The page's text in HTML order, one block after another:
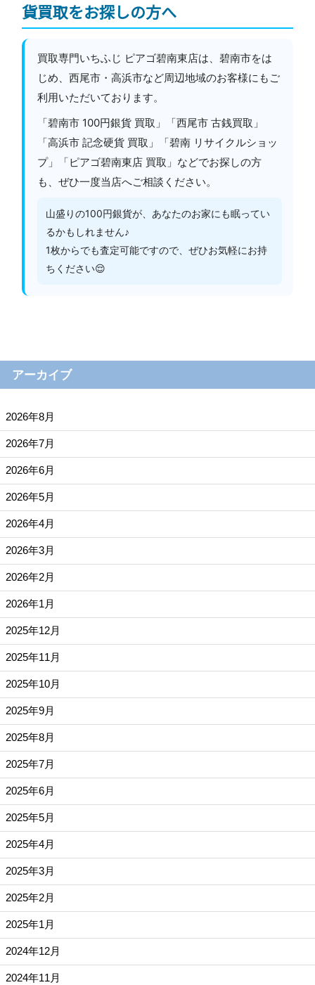
貨買取をお探しの方へ
買取専門いちふじ ピアゴ碧南東店は、碧南市をは
じめ、西尾市・高浜市など周辺地域のお客様にもご
利用いただいております。
「碧南市 100円銀貨 買取」「西尾市 古銭買取」
「高浜市 記念硬貨 買取」「碧南 リサイクルショッ
プ」「ピアゴ碧南東店 買取」などでお探しの方
も、ぜひ一度当店へご相談ください。
山盛りの100円銀貨が、あなたのお家にも眠ってい
るかもしれません♪
1枚からでも査定可能ですので、ぜひお気軽にお持
ちください😌
アーカイブ
2026年8月
2026年7月
2026年6月
2026年5月
2026年4月
2026年3月
2026年2月
2026年1月
2025年12月
2025年11月
2025年10月
2025年9月
2025年8月
2025年7月
2025年6月
2025年5月
2025年4月
2025年3月
2025年2月
2025年1月
2024年12月
2024年11月